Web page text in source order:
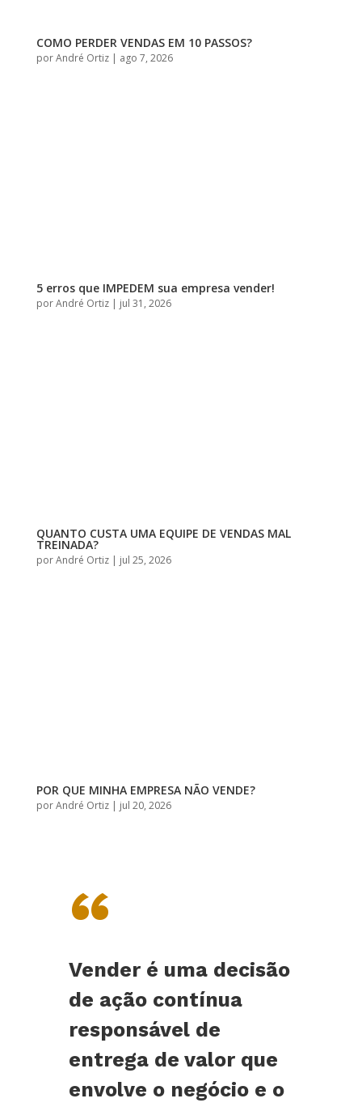
COMO PERDER VENDAS EM 10 PASSOS?
porAndré Ortiz| ago 7, 2026
5 erros que IMPEDEM sua empresa vender!
porAndré Ortiz| jul 31, 2026
QUANTO CUSTA UMA EQUIPE DE VENDAS MAL
TREINADA?
porAndré Ortiz| jul 25, 2026
POR QUE MINHA EMPRESA NÃO VENDE?
porAndré Ortiz| jul 20, 2026
“
Vender é uma decisão
de ação contínua
responsável de
entrega de valor que
envolve o negócio e o